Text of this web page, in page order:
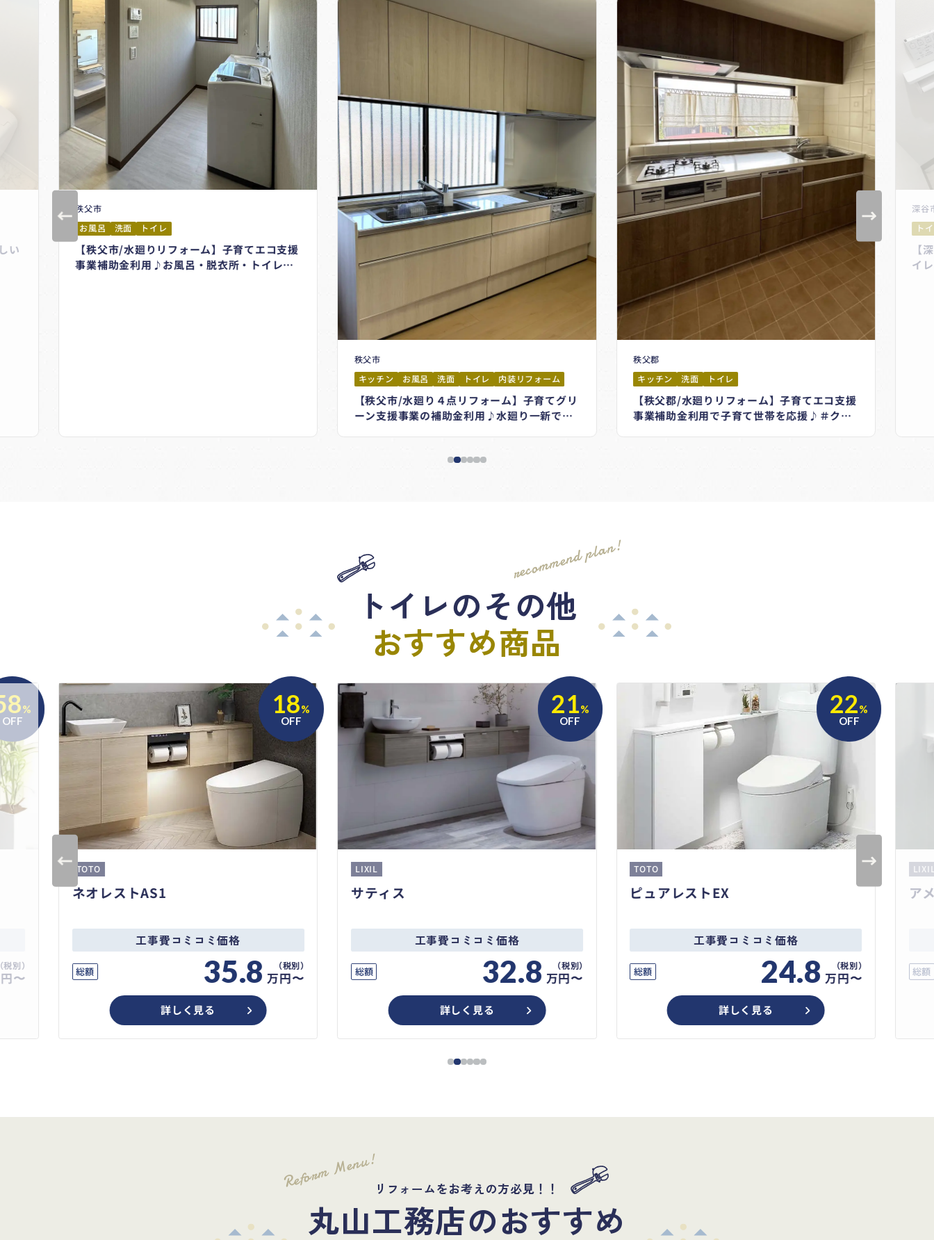
い
秩父市
お風呂
洗面 トイレ
【秩父市/水廻りリフォーム】子育てエコ支援
事業補助金利用♪お風呂・脱衣所・トイレの
秩父市
キッチン
お風呂 洗面 トイレ 内装リフォーム
【秩父市/水廻り４点リフォーム】子育てグリ
ーン支援事業の補助金利用♪水廻り一新で毎
秩父郡
キッチン
洗面 トイレ
【秩父郡/水廻りリフォーム】子育てエコ支援
事業補助金利用で子育て世帯を応援♪＃クリ
深谷
ト
【
イ
recommend plan!
トイレのその他
おすすめ商品
%
OFF
〜
18%
OFF
TOTO
ネオレストAS1
工事費コミコミ価格
総額 35.8 万円〜
詳しく見る
21%
OFF
LIXIL
サティス
工事費コミコミ価格
総額 32.8 万円〜
詳しく見る
22%
OFF
TOTO
ピュアレストEX
工事費コミコミ価格
総額 24.8 万円〜
詳しく見る
ア
総額
Reform Menu! リフォームをお考えの方必見！！
丸山工務店のおすすめ